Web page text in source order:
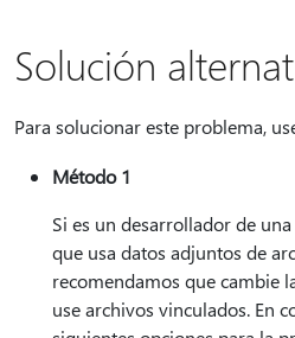
Solución
Para solucionar este problema,
Método 1
Si es un desarrollador de
que usa datos adjuntos de
recomendamos que cambie
use archivos vinculados. En